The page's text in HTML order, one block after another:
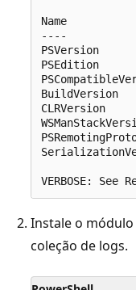
Name
----
PSVersion
PSEdition
CLRVersion
Instale o módulo
coleção de logs.